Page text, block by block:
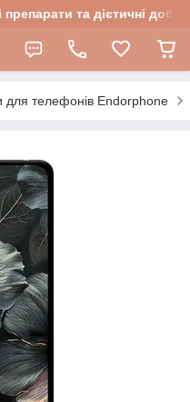
та дієтичні
для телефонів Endorphone